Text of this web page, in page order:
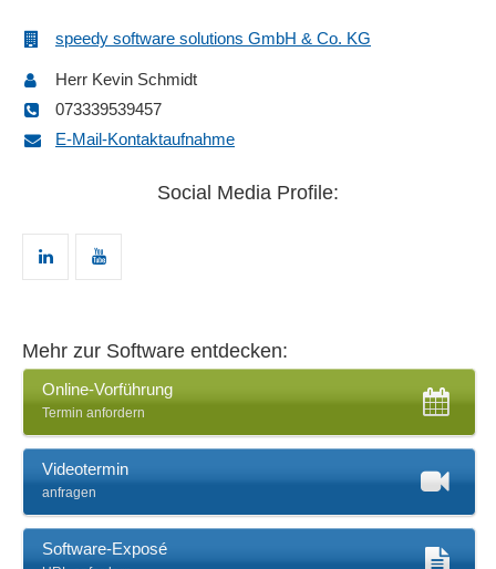
Datensammlung
DMS
Dokumenten-Workflow
Dokumentenklassifikation
Dokumentenvorlagen
Druckfunktion
Editor
ERP-Schnittstellen
Filterfunktion
Klassifikationssysteme
Kodierungs- und Verschlagwortungsassistent
Kommentarfunktion
speedy software solutions GmbH & Co. KG
Herr Kevin Schmidt
073339539457
E-Mail-Kontaktaufnahme
Social Media Profile:
Mehr zur Software entdecken:
Online-Vorführung
Termin anfordern
Videotermin
anfragen
Software-Exposé